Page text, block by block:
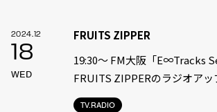
2024.12
18
WED
TV.RADIO
FRUITS ZIPPER
19:30〜 FM大阪「E∞Tracks
FRUITS ZIPPERのラジオアッ